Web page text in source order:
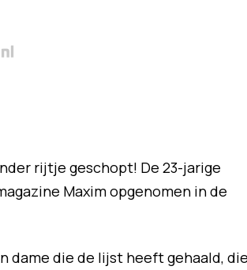
rijtje geschopt! De 23-jarige
Maxim opgenomen in de
dame die de lijst heeft gehaald,